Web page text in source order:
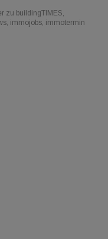
zu buildingTIMES,
immojobs, immotermin